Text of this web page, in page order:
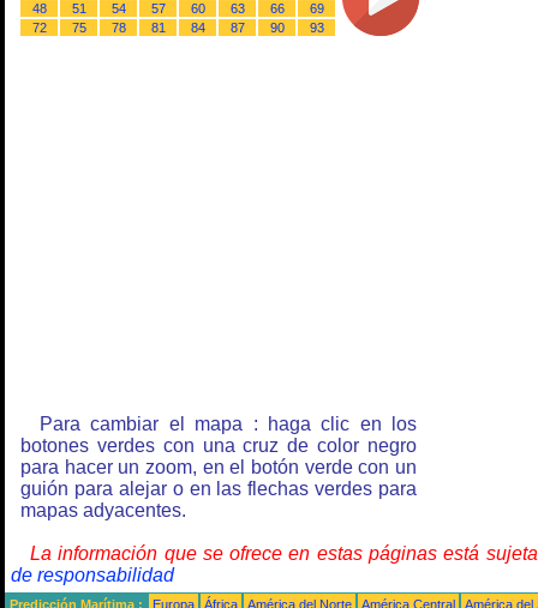
48
51 54 57 60 63 66
69
72
75 78 81 84 87 90 93
Para cambiar el mapa : haga clic en los
botones verdes con una cruz de color negro
para hacer un zoom, en el botón verde con un
guión para alejar o en las flechas verdes para
mapas adyacentes.
La información que se ofrece en estas páginas está
de responsabilidad
Predicción Marítima : Europa África América del Norte América Central
América del